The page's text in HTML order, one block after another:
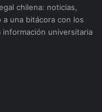
chilena: noticias,
una bitácora con los
universitaria